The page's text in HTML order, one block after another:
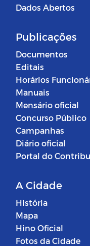
Dados Abertos
Publicações
Documentos
Editais
Horários
Manuais
Mensário oficial
Concurso Público
Campanhas
Diário oficial
Portal do
A Cidade
História
Mapa
Hino Oficial
Fotos da Cidade